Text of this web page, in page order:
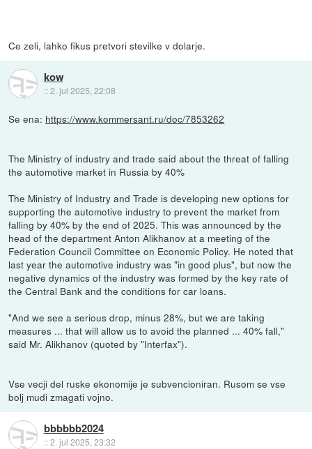
Ce zeli, lahko fikus pretvori stevilke v dolarje.
kow
::2. jul 2025, 22:08
Se ena: https://www.kommersant.ru/doc/7853262
The Ministry of industry and trade said about the threat of falling
the automotive market in Russia by 40%
The Ministry of Industry and Trade is developing new options for
supporting the automotive industry to prevent the market from
falling by 40% by the end of 2025. This was announced by the
head of the department Anton Alikhanov at a meeting of the
Federation Council Committee on Economic Policy. He noted that
last year the automotive industry was "in good plus", but now the
negative dynamics of the industry was formed by the key rate of
the Central Bank and the conditions for car loans.
"And we see a serious drop, minus 28%, but we are taking
measures ... that will allow us to avoid the planned ... 40% fall,"
said Mr. Alikhanov (quoted by "Interfax").
Vse vecji del ruske ekonomije je subvencioniran. Rusom se vse
bolj mudi zmagati vojno.
bbbbbb2024
::2. jul 2025, 23:32